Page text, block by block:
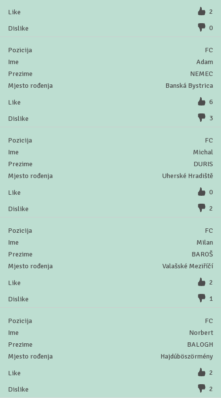
2
0
FC
Adam
NEMEC
Banská Bystrica
6
3
FC
Michal
DURIS
Uherské Hradiště
0
2
FC
Milan
BAROŠ
Valašské Meziříčí
2
1
FC
Norbert
BALOGH
Hajdúböszörmény
2
2